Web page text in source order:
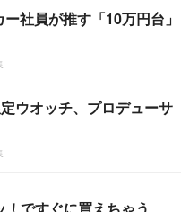
ー社員が推す「10万円台」
ウオッチ、プロデューサ